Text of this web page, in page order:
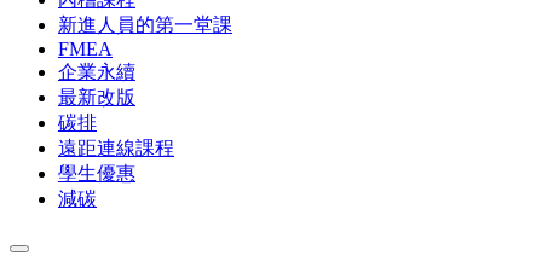
新進人員的第一堂課
FMEA
企業永續
最新改版
碳排
遠距連線課程
學生優惠
減碳